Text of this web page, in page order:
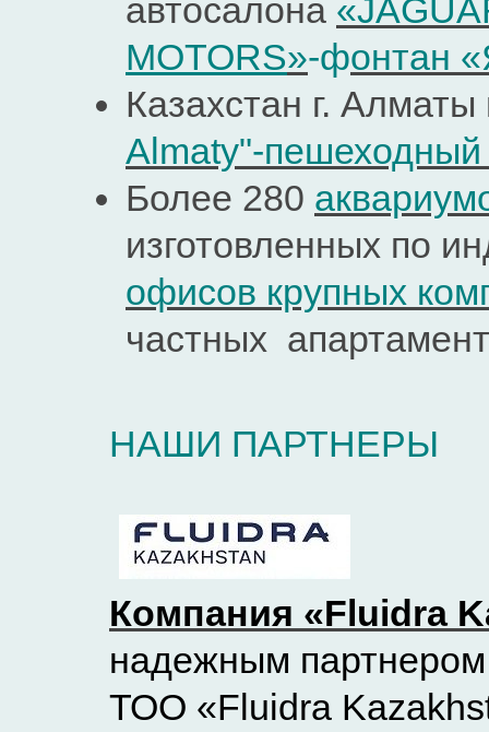
автосалона
MOTORS»-фонтан
Казахстан г.
Almaty"-
Более 280
изготовленных по
офисов крупных
частных
НАШИ ПАРТНЕРЫ
Компания «Fluidra
надежным
ТОО «Fluidra